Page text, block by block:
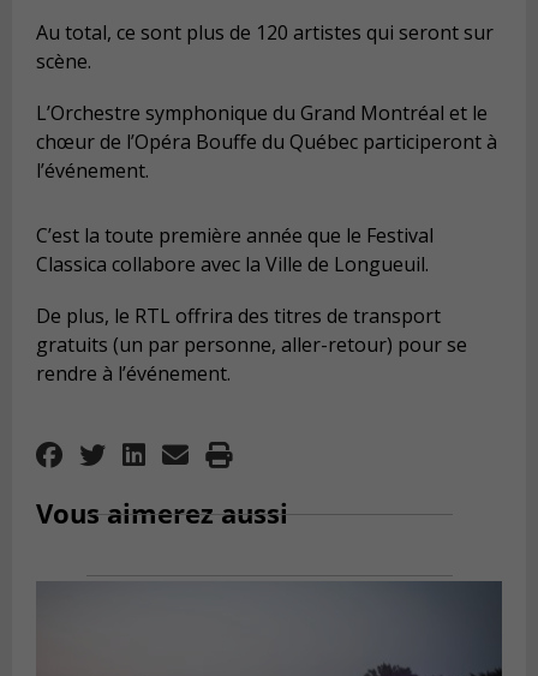
Au total, ce sont plus de 120 artistes qui seront sur
scène.
L’Orchestre symphonique du Grand Montréal et le
chœur de l’Opéra Bouffe du Québec participeront à
l’événement.
C’est la toute première année que le Festival
Classica collabore avec la Ville de Longueuil.
De plus, le RTL offrira des titres de transport
gratuits (un par personne, aller-retour) pour se
rendre à l’événement.
Vous aimerez aussi